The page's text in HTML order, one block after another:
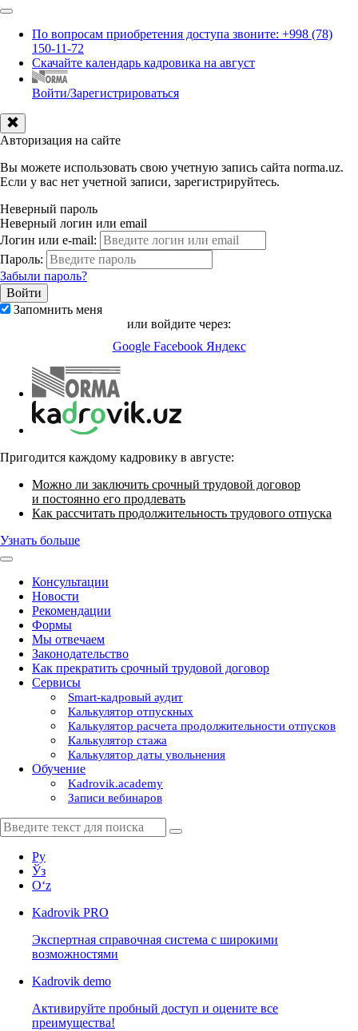
По вопросам приобретения доступа звоните: +998 (78)
150-11-72
Скачайте календарь кадровика на август
Войти/Зарегистрироваться
Авторизация на сайте
Вы можете использовать свою учетную запись сайта norma.uz.
Если у вас нет учетной записи, зарегистрируйтесь.
Неверный пароль
Неверный логин или email
Логин или e-mail:
Пароль:
Забыли пароль?
Запомнить меня
или войдите через:
Google Facebook Яндекс
Пригодится каждому кадровику в августе:
Можно ли заключить срочный трудовой договор
и постоянно его продлевать
Как рассчитать продолжительность трудового отпуска
Узнать больше
Консультации
Новости
Рекомендации
Формы
Мы отвечаем
Законодательство
Как прекратить срочный трудовой договор
Сервисы
Smart-кадровый аудит
Калькулятор отпускных
Калькулятор расчета продолжительности отпусков
Калькулятор стажа
Калькулятор даты увольнения
Обучение
Kadrovik.academy
Записи вебинаров
Ру
Ўз
Oʻz
Kadrovik PRO
Экспертная справочная система с широкими
возможностями
Kadrovik demo
Активируйте пробный доступ и оцените все
преимущества!